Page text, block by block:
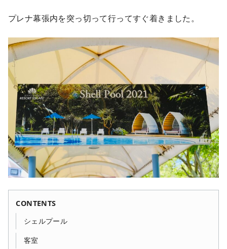
プレナ幕張内を突っ切って行ってすぐ着きました。
CONTENTS
シェルプール
客室